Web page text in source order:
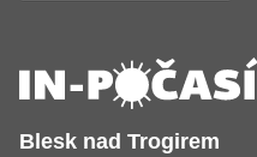
Blesk nad Trogirem